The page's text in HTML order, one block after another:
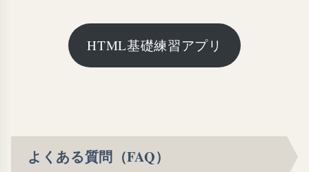
HTML基礎練習アプリ
よくある質問（FAQ）